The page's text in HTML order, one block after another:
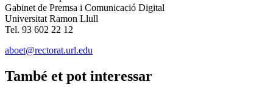
Gabinet de Premsa i Comunicació Digital
Universitat Ramon Llull
Tel. 93 602 22 12
aboet@rectorat.url.edu
També et pot interessar